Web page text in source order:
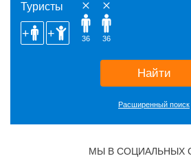
Туристы
36 36
Найти
Расширенный поиск
МЫ В СОЦИАЛЬНЫХ